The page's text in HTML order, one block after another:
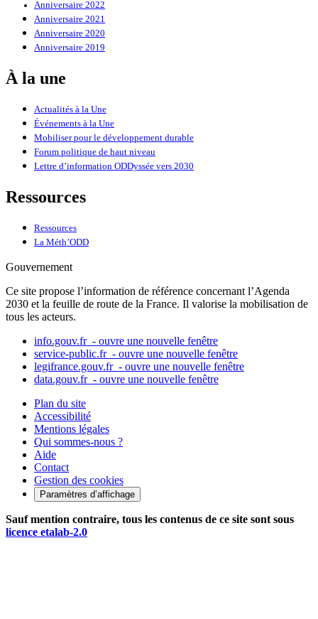
Anniversaire 2022
Anniversaire 2021
Anniversaire 2020
Anniversaire 2019
À la une
Actualités à la Une
Événements à la Une
Mobiliser pour le développement durable
Forum politique de haut niveau
Lettre d’information ODDyssée vers 2030
Ressources
Ressources
La Méth’ODD
Gouvernement
Ce site propose l’information de référence concernant l’Agenda
2030 et la feuille de route de la France. Il valorise la mobilisation de
tous les acteurs.
info.gouv.fr - ouvre une nouvelle fenêtre
service-public.fr - ouvre une nouvelle fenêtre
legifrance.gouv.fr - ouvre une nouvelle fenêtre
data.gouv.fr - ouvre une nouvelle fenêtre
Plan du site
Accessibilité
Mentions légales
Qui sommes-nous ?
Aide
Contact
Gestion des cookies
Paramètres d’affichage
Sauf mention contraire, tous les contenus de ce site sont sous
licence etalab-2.0